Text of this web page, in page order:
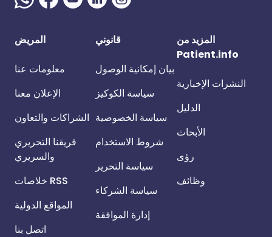
المريض
معلومات عنا
الإعلان معنا
الشراكات والتعاون
فريقنا التحريري
والسريري
خلاصات RSS
المواقع الدولية
اتصل بنا
قانوني
بيان إمكانية الوصول
سياسة الكوكيز
سياسة الخصوصية
شروط الاستخدام
سياسة التحرير
سياسة الشركاء
إدارة الموافقة
المزيد من
Patient.info
النشرات الإخبارية
الدليل
الأبحاث
رؤى
وظائف